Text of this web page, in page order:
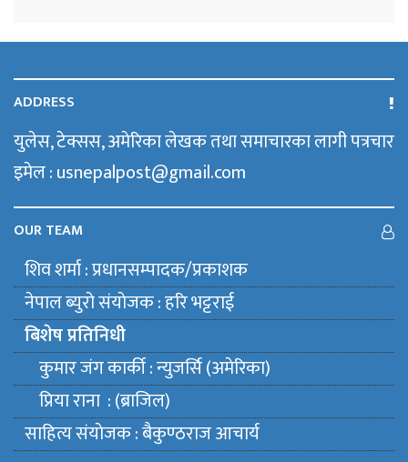
ADDRESS
युलेस, टेक्सस, अमेरिका लेखक तथा समाचारका लागी पत्रचार
इमेल : usnepalpost@gmail.com
OUR TEAM
शिव शर्मा : प्रधानसम्पादक/प्रकाशक
नेपाल ब्युराे संयाेजक : हरि भट्टराई
बिशेष प्रतिनिधी
कुमार जंग कार्की : न्युजर्सि (अमेरिका)
प्रिया राना : (ब्राजिल)
साहित्य संयाेजक : बैकुण्ठराज आचार्य